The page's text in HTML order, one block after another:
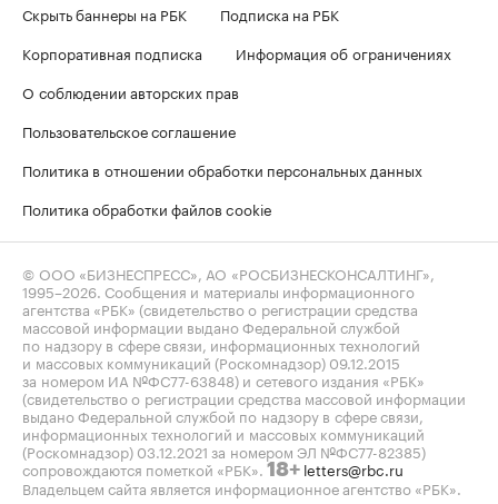
Скрыть баннеры на РБК
Подписка на РБК
Корпоративная подписка
Информация об ограничениях
О соблюдении авторских прав
Пользовательское соглашение
Политика в отношении обработки персональных данных
Политика обработки файлов cookie
© ООО «БИЗНЕСПРЕСС», АО «РОСБИЗНЕСКОНСАЛТИНГ»,
1995–2026 . Сообщения и материалы информационного
агентства «РБК» (свидетельство о регистрации средства
массовой информации выдано Федеральной службой
по надзору в сфере связи, информационных технологий
и массовых коммуникаций (Роскомнадзор) 09.12.2015
за номером ИА №ФС77-63848) и сетевого издания «РБК»
(свидетельство о регистрации средства массовой информации
выдано Федеральной службой по надзору в сфере связи,
информационных технологий и массовых коммуникаций
(Роскомнадзор) 03.12.2021 за номером ЭЛ №ФС77-82385)
сопровождаются пометкой «РБК». 18+ letters@rbc.ru
Владельцем сайта является информационное агентство «РБК».